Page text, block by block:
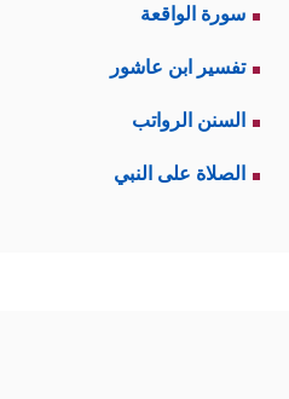
سورة الواقعة
تفسير ابن عاشور
السنن الرواتب
الصلاة على النبي